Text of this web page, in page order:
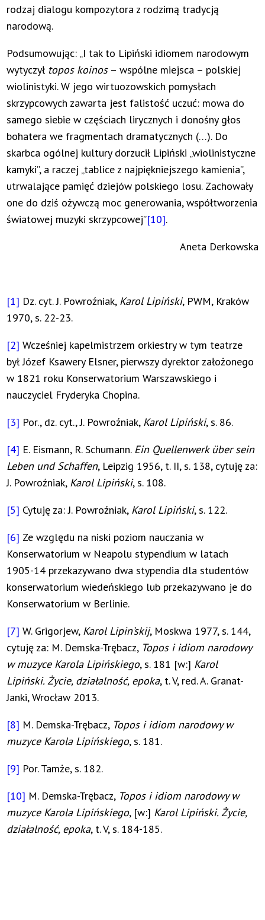
rodzaj dialogu kompozytora z rodzimą tradycją
narodową.
Podsumowując: „I tak to Lipiński idiomem narodowym
wytyczył topos koinos– wspólne miejsca – polskiej
wiolinistyki. W jego wirtuozowskich pomysłach
skrzypcowych zawarta jest falistość uczuć: mowa do
samego siebie w częściach lirycznych i donośny głos
bohatera we fragmentach dramatycznych (…). Do
skarbca ogólnej kultury dorzucił Lipiński „wiolinistyczne
kamyki”, a raczej „tablice z najpiękniejszego kamienia”,
utrwalające pamięć dziejów polskiego losu. Zachowały
one do dziś ożywczą moc generowania, współtworzenia
światowej muzyki skrzypcowej”[10].
Aneta Derkowska
[1] Dz. cyt. J. Powroźniak, Karol Lipiński, PWM, Kraków
1970, s. 22-23.
[2] Wcześniej kapelmistrzem orkiestry w tym teatrze
był Józef Ksawery Elsner, pierwszy dyrektor założonego
w 1821 roku Konserwatorium Warszawskiego i
nauczyciel Fryderyka Chopina.
[3] Por., dz. cyt., J. Powroźniak, Karol Lipiński, s. 86.
[4] E. Eismann, R. Schumann. Ein Quellenwerk über sein
Leben und Schaffen, Leipzig 1956, t. II, s. 138, cytuję za:
J. Powroźniak, Karol Lipiński, s. 108.
[5] Cytuję za: J. Powroźniak, Karol Lipiński, s. 122.
[6] Ze względu na niski poziom nauczania w
Konserwatorium w Neapolu stypendium w latach
1905-14 przekazywano dwa stypendia dla studentów
konserwatorium wiedeńskiego lub przekazywano je do
Konserwatorium w Berlinie.
[7] W. Grigorjew, Karol Lipin’skij, Moskwa 1977, s. 144,
cytuję za: M. Demska-Trębacz, Topos i idiom narodowy
w muzyce Karola Lipińskiego, s. 181 [w:] Karol
Lipiński. Życie, działalność, epoka, t. V, red. A. Granat-
Janki, Wrocław 2013.
[8] M. Demska-Trębacz, Topos i idiom narodowy w
muzyce Karola Lipińskiego, s. 181.
[9] Por. Tamże, s. 182.
[10] M. Demska-Trębacz, Topos i idiom narodowy w
muzyce Karola Lipińskiego, [w:] Karol Lipiński. Życie,
działalność, epoka, t. V, s. 184-185.